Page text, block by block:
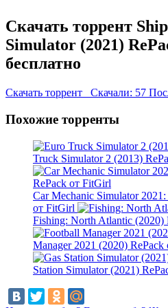
Скачать торрент
Simulator (2021)
бесплатно
Скачать торрент Скачали: 57
Похожие торренты
Truck Simulator 2 (2013)
Car Mechanic Simulator
от FitGirl
Fishing: North Atlantic (2020)
Manager 2021 (2020) RePack
Station Simulator (2021)